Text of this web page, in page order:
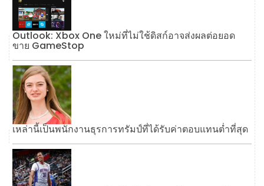
Outlook: Xbox One ใหม่ที่ไม่ใช้ดิสก์อาจส่งผลต่อยอด
ขาย GameStop
เหล่านี้เป็นพนักงานธุรการทรัมป์ที่ได้รับค่าตอบแทนต่ำที่สุด